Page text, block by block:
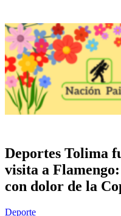
Deportes Tolima
visita a
con dolor de la
Deporte